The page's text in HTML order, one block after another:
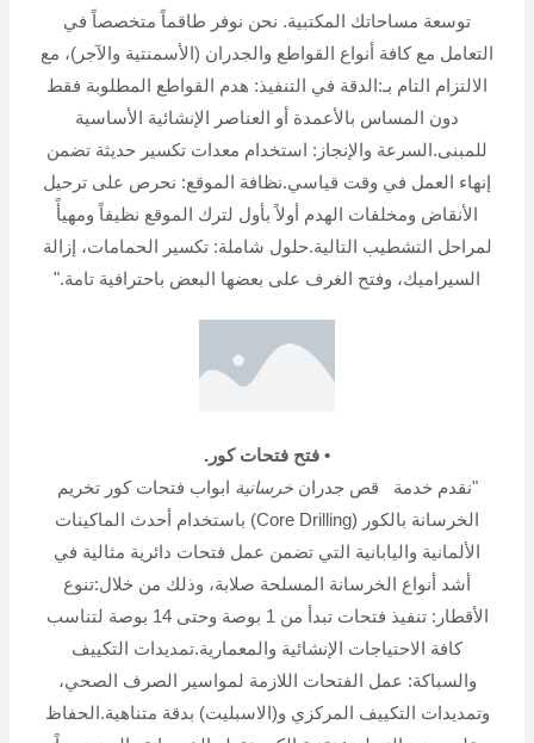
توسعة مساحاتك المكتبية. نحن نوفر طاقماً متخصصاً في
التعامل مع كافة أنواع القواطع والجدران (الأسمنتية والآجر)، مع
الالتزام التام بـ:الدقة في التنفيذ: هدم القواطع المطلوبة فقط
دون المساس بالأعمدة أو العناصر الإنشائية الأساسية
للمبنى.السرعة والإنجاز: استخدام معدات تكسير حديثة تضمن
إنهاء العمل في وقت قياسي.نظافة الموقع: نحرص على ترحيل
الأنقاض ومخلفات الهدم أولاً بأول لترك الموقع نظيفاً ومهيأً
لمراحل التشطيب التالية.حلول شاملة: تكسير الحمامات، إزالة
السيراميك، وفتح الغرف على بعضها البعض باحترافية تامة."
• فتح فتحات كور.
"نقدم خدمة قص جدرانخرسانية
ابواب فتحات كور تخريم
الخرسانة بالكور (Core Drilling) باستخدام أحدث الماكينات
الألمانية واليابانية التي تضمن عمل فتحات دائرية مثالية في
أشد أنواع الخرسانة المسلحة صلابة، وذلك من خلال:تنوع
الأقطار: تنفيذ فتحات تبدأ من 1 بوصة وحتى 14 بوصة لتناسب
كافة الاحتياجات الإنشائية والمعمارية.تمديدات التكييف
والسباكة: عمل الفتحات اللازمة لمواسير الصرف الصحي،
وتمديدات التكييف المركزي و(الاسبليت) بدقة متناهية.الحفاظ